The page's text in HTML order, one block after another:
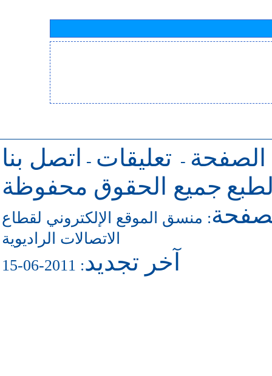
الصفحة - تعليقات -
اتصل بنا
جميع الحقوق محفوظة
: منسق الموقع الإلكتروني لقطاع
الاتصالات الراديوية
آخر تجديد: 2011-06-15